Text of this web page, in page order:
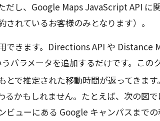
だし、Google Maps JavaScript API に
れているお客様のみとなります）。
できます。Directions API や Distance
うパラメータを追加するだけです。この
とで推定された移動時間が返ってきま
るかもしれません。たとえば、次の図
ビューにある Google キャンパスまで